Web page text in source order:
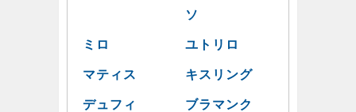
ソ
ミロ ユトリロ
マティス キスリング
デュフィ ブラマンク